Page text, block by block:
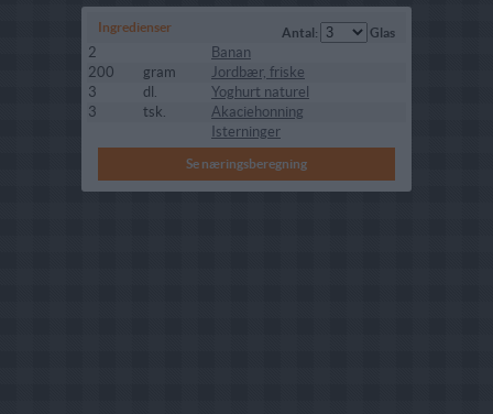
Ingredienser Antal: Glas
2
Banan
200
gram
Jordbær, friske
3
dl.
Yoghurt naturel
3
tsk.
Akaciehonning
Isterninger
Se næringsberegning